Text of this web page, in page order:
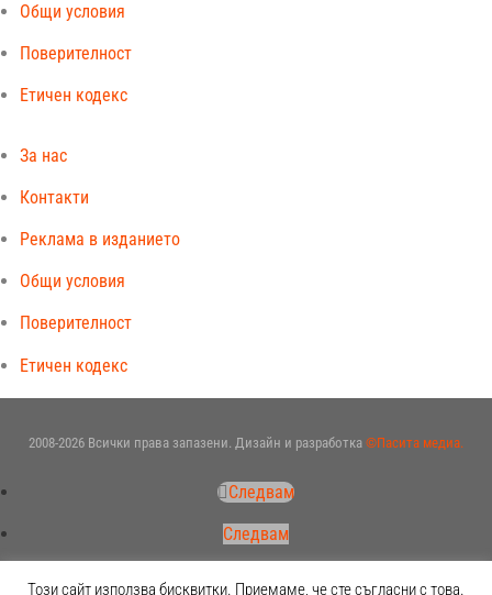
Общи условия
Поверителност
Етичен кодекс
За нас
Контакти
Реклама в изданието
Общи условия
Поверителност
Етичен кодекс
2008-2026 Всички права запазени. Дизайн и разработка ©Пасита медиа.
Следвам
Следвам
Този сайт използва бисквитки. Приемаме, че сте съгласни с това.